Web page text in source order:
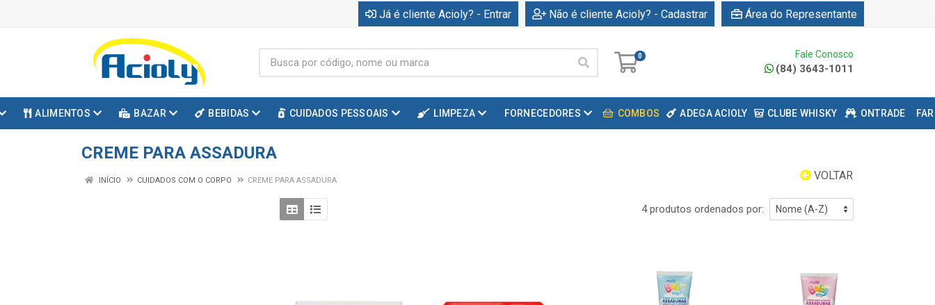
Já é cliente Acioly? - Entrar Não é cliente Acioly? - Cadastrar Área do Representante
0 Fale Conosco
(84) 3643-1011
ALIMENTOS BAZAR BEBIDAS CUIDADOS PESSOAIS LIMPEZA FORNECEDORES COMBOS ADEGA ACIOLY CLUBE WHISKY ONTRADE
CREME PARA ASSADURA
VOLTAR
INÍCIO CUIDADOS COM O CORPO CREME PARA ASSADURA
4 produtos ordenados por: